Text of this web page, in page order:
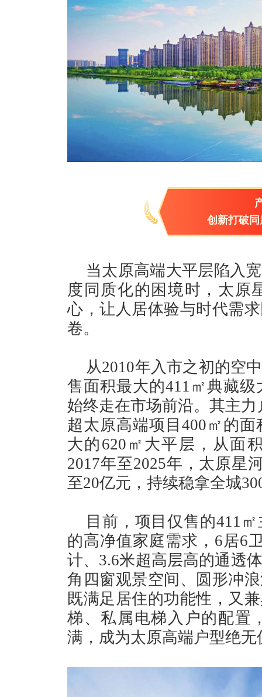
创新打破
当太原高端大平层陷入
度同质化的困境时，太原
心，让人居体验与时代需
卷。
从2010年入市之初的空
售面积最大的411㎡典藏
始终走在市场前沿。其主
超太原高端项目400㎡的
大的620㎡大平层，从面
2017年至2025年，太原星
至20亿元，持续稳拿全城
目前，项目仅售的411
的高净值家庭需求，6居6
计、3.6米超高层高的通透
角四窗观景空间、圆形冲
既满足居住的功能性，又
梯、私属电梯入户的配置
满，成为太原高端户型绝